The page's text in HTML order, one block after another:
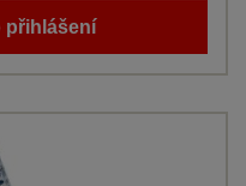
přihlášení